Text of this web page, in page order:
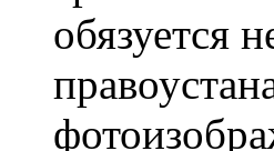
обязуется